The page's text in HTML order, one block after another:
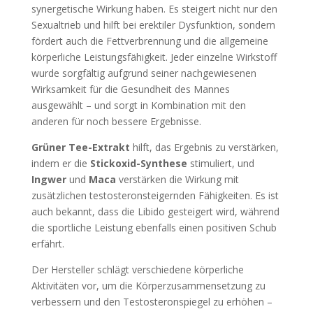
synergetische Wirkung haben. Es steigert nicht nur den
Sexualtrieb und hilft bei erektiler Dysfunktion, sondern
fördert auch die Fettverbrennung und die allgemeine
körperliche Leistungsfähigkeit. Jeder einzelne Wirkstoff
wurde sorgfältig aufgrund seiner nachgewiesenen
Wirksamkeit für die Gesundheit des Mannes
ausgewählt – und sorgt in Kombination mit den
anderen für noch bessere Ergebnisse.
Grüner Tee-Extrakt hilft, das Ergebnis zu verstärken,
indem er die Stickoxid-Synthese stimuliert, und
Ingwerund Maca verstärken die Wirkung mit
zusätzlichen testosteronsteigernden Fähigkeiten. Es ist
auch bekannt, dass die Libido gesteigert wird, während
die sportliche Leistung ebenfalls einen positiven Schub
erfährt.
Der Hersteller schlägt verschiedene körperliche
Aktivitäten vor, um die Körperzusammensetzung zu
verbessern und den Testosteronspiegel zu erhöhen –